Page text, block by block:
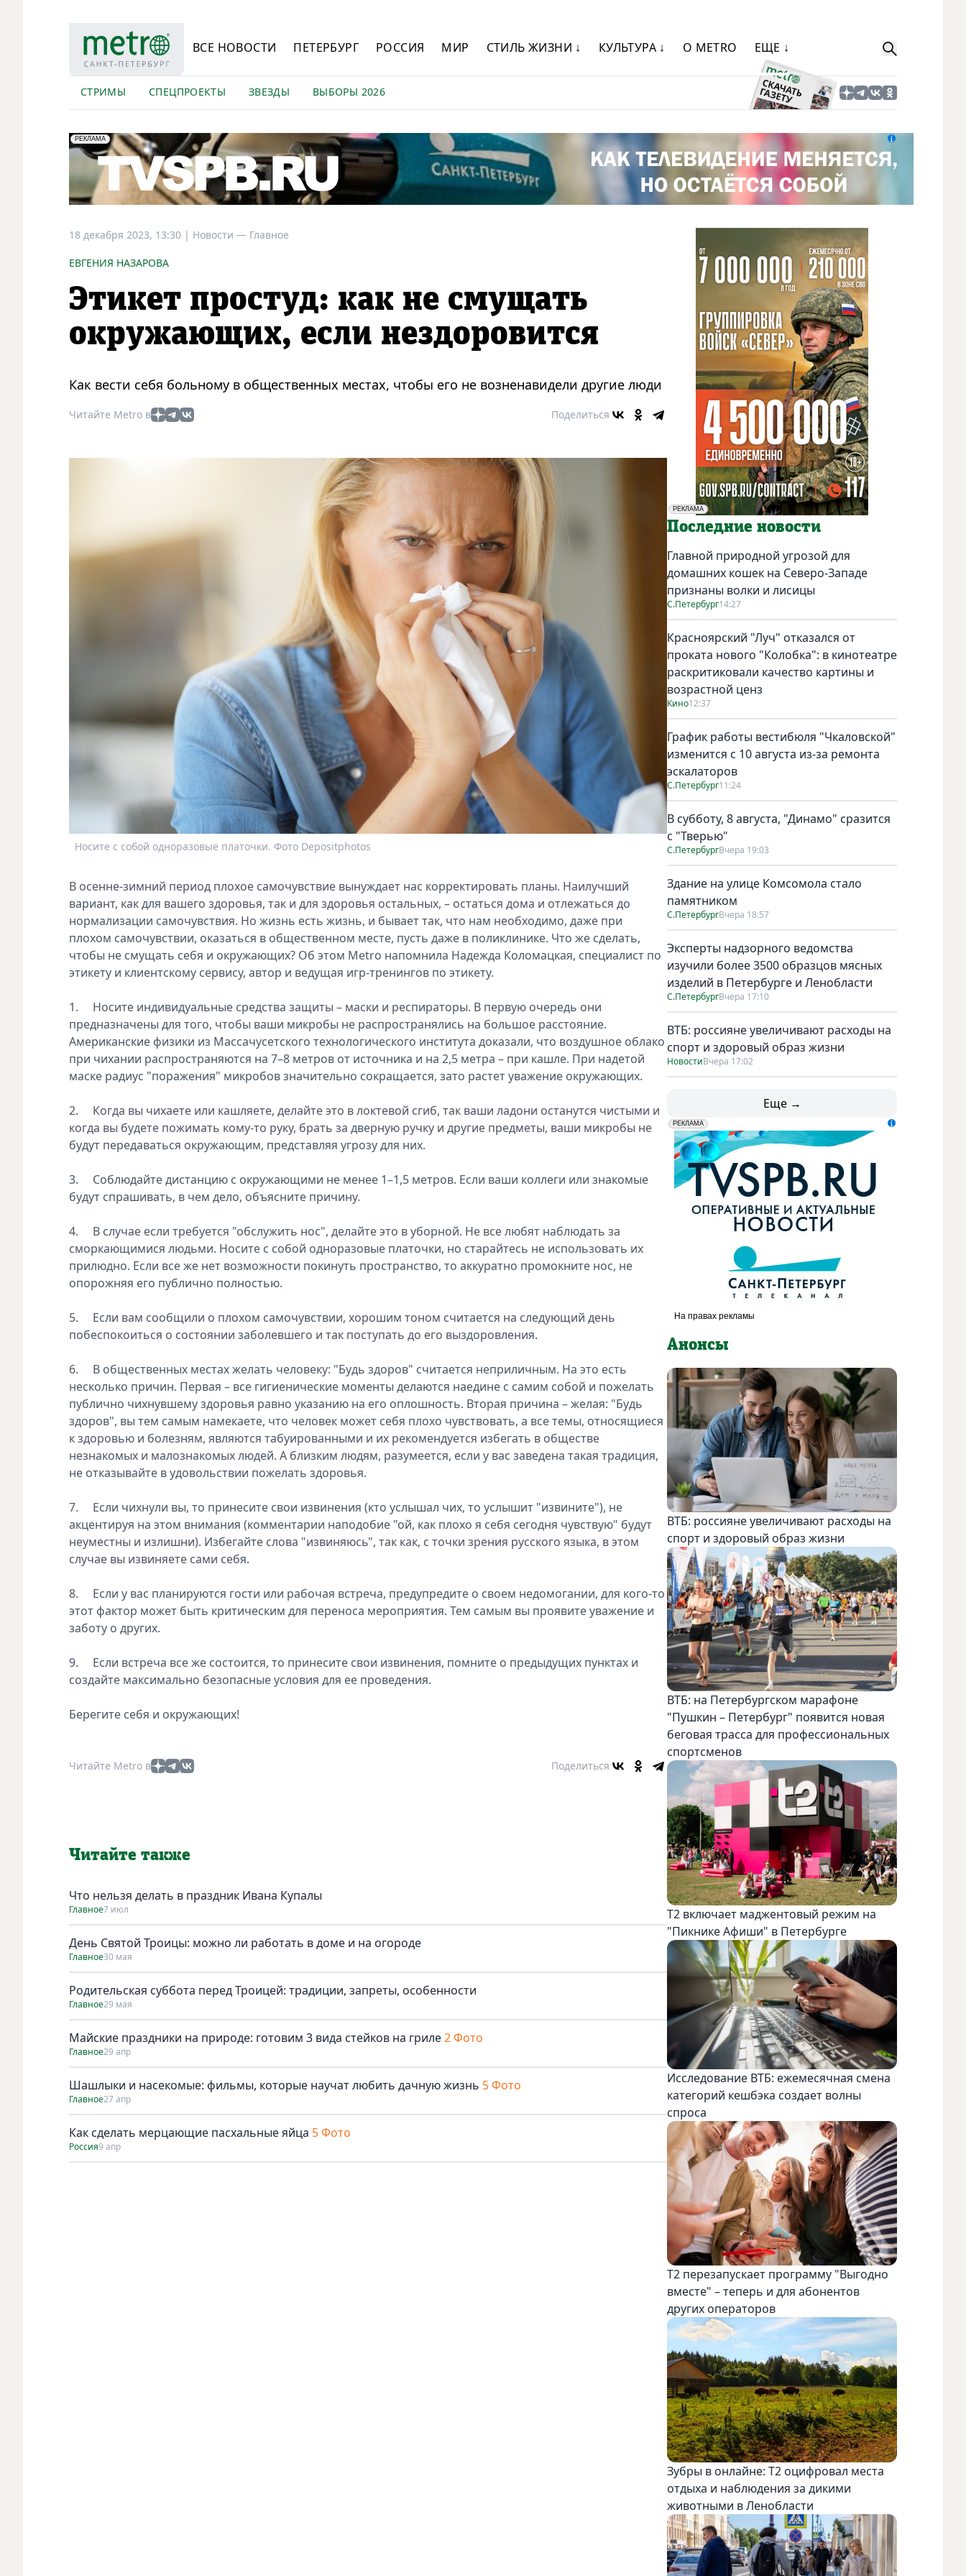
ВСЕ НОВОСТИ ПЕТЕРБУРГ РОССИЯ МИР СТИЛЬ ЖИЗНИ ↓ КУЛЬТУРА ↓ О METRO ЕЩЕ ↓
СТРИМЫ СПЕЦПРОЕКТЫ ЗВЕЗДЫ ВЫБОРЫ 2026
erid: LdtCK5Efv
РЕКЛАМА
АО "ГАТР", ИНН: 7841320717
18 декабря 2023, 13:30 | Новости — Главное
ЕВГЕНИЯ НАЗАРОВА
Этикет простуд: как не смущать
окружающих, если нездоровится
Как вести себя больному в общественных местах, чтобы его не возненавидели другие люди
Читайте Metro в Поделиться
Носите с собой одноразовые платочки. Фото Depositphotos
В осенне-зимний период плохое самочувствие вынуждает нас корректировать планы. Наилучший
вариант, как для вашего здоровья, так и для здоровья остальных, – остаться дома и отлежаться до
нормализации самочувствия. Но жизнь есть жизнь, и бывает так, что нам необходимо, даже при
плохом самочувствии, оказаться в общественном месте, пусть даже в поликлинике. Что же сделать,
чтобы не смущать себя и окружающих? Об этом Metro напомнила Надежда Коломацкая, специалист по
этикету и клиентскому сервису, автор и ведущая игр-тренингов по этикету.
1. Носите индивидуальные средства защиты – маски и респираторы. В первую очередь они
предназначены для того, чтобы ваши микробы не распространялись на большое расстояние.
Американские физики из Массачусетского технологического института доказали, что воздушное облако
при чихании распространяются на 7–8 метров от источника и на 2,5 метра – при кашле. При надетой
маске радиус "поражения" микробов значительно сокращается, зато растет уважение окружающих.
2. Когда вы чихаете или кашляете, делайте это в локтевой сгиб, так ваши ладони останутся чистыми и
когда вы будете пожимать кому-то руку, брать за дверную ручку и другие предметы, ваши микробы не
будут передаваться окружающим, представляя угрозу для них.
3. Соблюдайте дистанцию с окружающими не менее 1–1,5 метров. Если ваши коллеги или знакомые
будут спрашивать, в чем дело, объясните причину.
4. В случае если требуется "обслужить нос", делайте это в уборной. Не все любят наблюдать за
сморкающимися людьми. Носите с собой одноразовые платочки, но старайтесь не использовать их
прилюдно. Если все же нет возможности покинуть пространство, то аккуратно промокните нос, не
опорожняя его публично полностью.
5. Если вам сообщили о плохом самочувствии, хорошим тоном считается на следующий день
побеспокоиться о состоянии заболевшего и так поступать до его выздоровления.
6. В общественных местах желать человеку: "Будь здоров" считается неприличным. На это есть
несколько причин. Первая – все гигиенические моменты делаются наедине с самим собой и пожелать
публично чихнувшему здоровья равно указанию на его оплошность. Вторая причина – желая: "Будь
здоров", вы тем самым намекаете, что человек может себя плохо чувствовать, а все темы, относящиеся
к здоровью и болезням, являются табуированными и их рекомендуется избегать в обществе
незнакомых и малознакомых людей. А близким людям, разумеется, если у вас заведена такая традиция,
не отказывайте в удовольствии пожелать здоровья.
7. Если чихнули вы, то принесите свои извинения (кто услышал чих, то услышит "извините"), не
акцентируя на этом внимания (комментарии наподобие "ой, как плохо я себя сегодня чувствую" будут
неуместны и излишни). Избегайте слова "извиняюсь", так как, с точки зрения русского языка, в этом
случае вы извиняете сами себя.
8. Если у вас планируются гости или рабочая встреча, предупредите о своем недомогании, для кого-то
этот фактор может быть критическим для переноса мероприятия. Тем самым вы проявите уважение и
заботу о других.
9. Если встреча все же состоится, то принесите свои извинения, помните о предыдущих пунктах и
создайте максимально безопасные условия для ее проведения.
Берегите себя и окружающих!
Читайте Metro в Поделиться
Читайте также
Что нельзя делать в праздник Ивана Купалы
Главное7 июл
День Святой Троицы: можно ли работать в доме и на огороде
Главное30 мая
Родительская суббота перед Троицей: традиции, запреты, особенности
Главное29 мая
Майские праздники на природе: готовим 3 вида стейков на гриле2 Фото
Главное29 апр
Шашлыки и насекомые: фильмы, которые научат любить дачную жизнь 5 Фото
Главное27 апр
Как сделать мерцающие пасхальные яйца 5 Фото
Россия9 апр
РЕКЛАМА
Социальная реклама
Последние новости
Главной природной угрозой для
домашних кошек на Северо-Западе
признаны волки и лисицы
С.Петербург14:27
Красноярский "Луч" отказался от
проката нового "Колобка": в кинотеатре
раскритиковали качество картины и
возрастной ценз
Кино12:37
График работы вестибюля "Чкаловской"
изменится с 10 августа из-за ремонта
эскалаторов
С.Петербург11:24
В субботу, 8 августа, "Динамо" сразится
с "Тверью"
С.ПетербургВчера 19:03
Здание на улице Комсомола стало
памятником
С.ПетербургВчера 18:57
Эксперты надзорного ведомства
изучили более 3500 образцов мясных
изделий в Петербурге и Ленобласти
С.ПетербургВчера 17:10
ВТБ: россияне увеличивают расходы на
спорт и здоровый образ жизни
НовостиВчера 17:02
Еще →
erid: LdtCK5udn
РЕКЛАМА
АО "ГАТР", ИНН: 7841320717
Анонсы
ВТБ: россияне увеличивают расходы на
спорт и здоровый образ жизни
ВТБ: на Петербургском марафоне
"Пушкин – Петербург" появится новая
беговая трасса для профессиональных
спортсменов
Т2 включает маджентовый режим на
"Пикнике Афиши" в Петербурге
Исследование ВТБ: ежемесячная смена
категорий кешбэка создает волны
спроса
Т2 перезапускает программу "Выгодно
вместе" – теперь и для абонентов
других операторов
Зубры в онлайне: Т2 оцифровал места
отдыха и наблюдения за дикими
животными в Ленобласти